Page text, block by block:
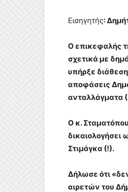
Εισηγητής:
Ο επικεφαλής
σχετικά με
υπήρξε
αποφάσεις
ανταλλάγματα
Ο κ.
Στιμάγκα (!).
Δήλωσε ότι
αιρετών του